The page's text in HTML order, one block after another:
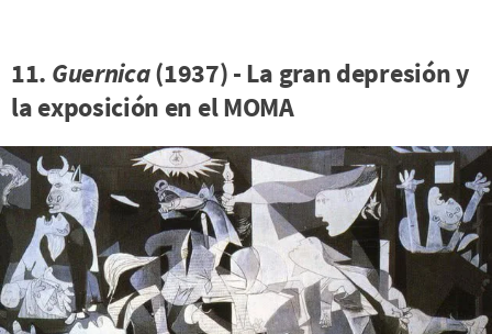
11. Guernica(1937) - La gran depresión y
la exposición en el MOMA